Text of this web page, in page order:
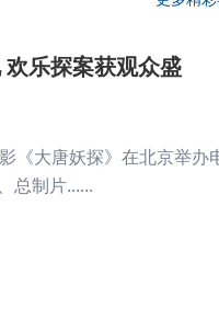
乐探案获观众盛
大唐妖探》在北京举办
总制片......